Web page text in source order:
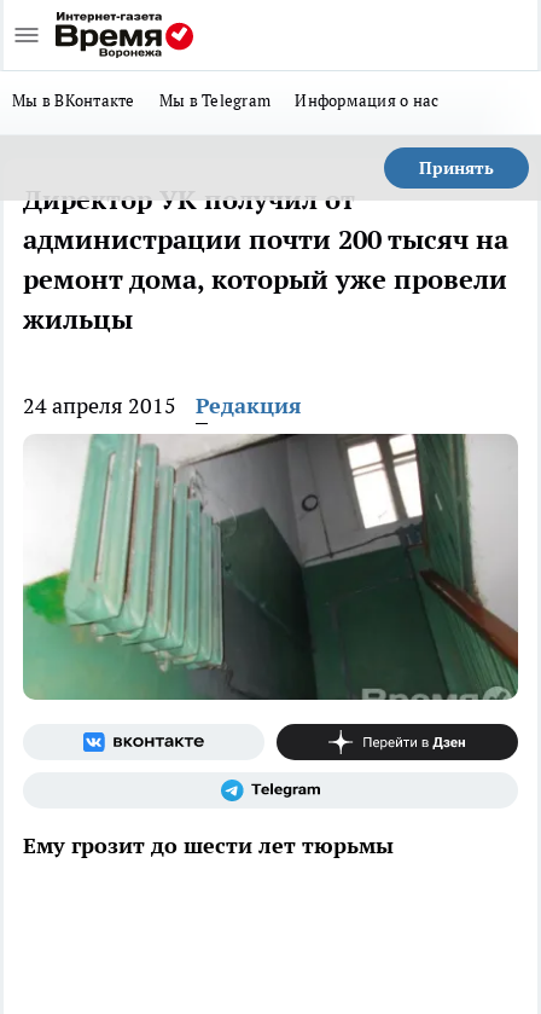
Мы в ВКонтакте Мы в Telegram Информация о нас
Принять
Директор УК получил от
администрации почти 200 тысяч на
ремонт дома, который уже провели
жильцы
24 апреля 2015 Редакция
Ему грозит до шести лет тюрьмы